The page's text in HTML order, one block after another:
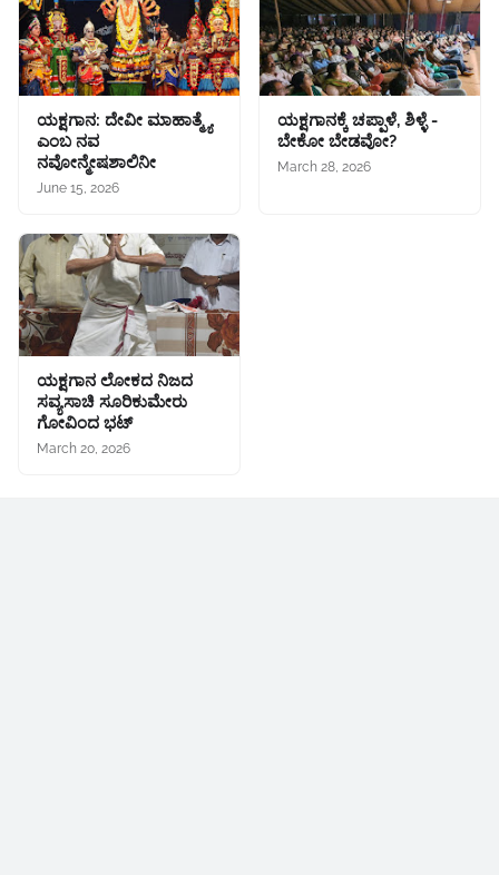
ಯಕ್ಷಗಾನ: ದೇವೀ ಮಾಹಾತ್ಮ್ಯೆ
ಎಂಬ ನವ
ನವೋನ್ಮೇಷಶಾಲಿನೀ
June 15, 2026
ಯಕ್ಷಗಾನಕ್ಕೆ ಚಪ್ಪಾಳೆ, ಶಿಳ್ಳೆ -
ಬೇಕೋ ಬೇಡವೋ?
March 28, 2026
ಯಕ್ಷಗಾನ ಲೋಕದ ನಿಜದ
ಸವ್ಯಸಾಚಿ ಸೂರಿಕುಮೇರು
ಗೋವಿಂದ ಭಟ್
March 20, 2026